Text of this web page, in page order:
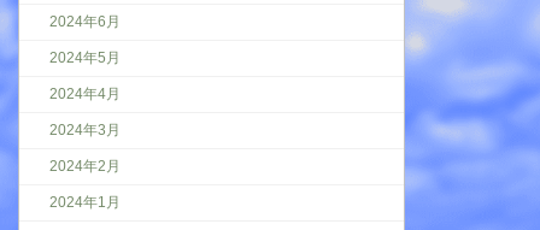
2024年6月
2024年5月
2024年4月
2024年3月
2024年2月
2024年1月